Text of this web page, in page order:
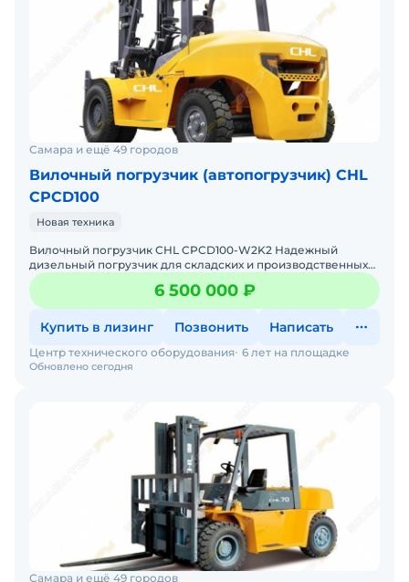
Самара и ещё 49 городов
Вилочный погрузчик (автопогрузчик) CHL
CPCD100
Новая техника
Вилочный погрузчик CHL CPCD100-W2K2 Надежный
дизельный погрузчик для складских и производственных
6 500 000 ₽
Купить в лизинг Позвонить Написать
Обновлено сегодня
Центр технического оборудования 6 лет на площадке
Самара и ещё 49 городов